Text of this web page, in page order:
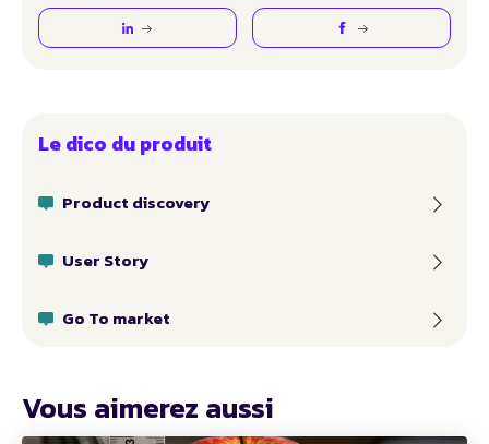
Le dico du produit
Product discovery
User Story
Go To market
Vous aimerez aussi